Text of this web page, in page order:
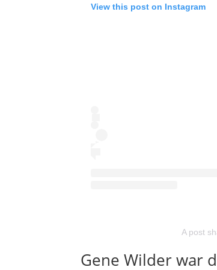
View this post on Instagram
A post
Gene Wilder war